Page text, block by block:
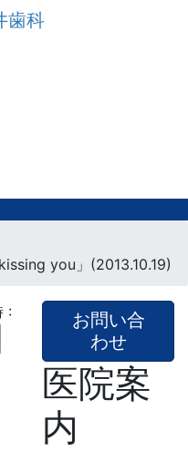
you」(2013.10.19)
:
お問い合
わせ
医院案
内